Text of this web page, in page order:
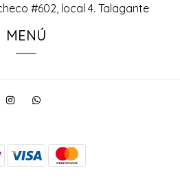
#602, local 4. Talagante
MENÚ